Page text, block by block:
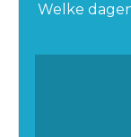
Welke